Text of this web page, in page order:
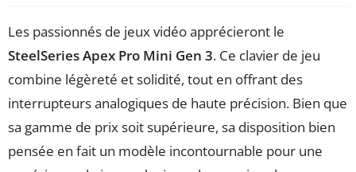
Les passionnés de jeux vidéo apprécieront le
SteelSeries Apex Pro Mini Gen 3. Ce clavier de jeu
combine légèreté et solidité, tout en offrant des
interrupteurs analogiques de haute précision. Bien que
sa gamme de prix soit supérieure, sa disposition bien
pensée en fait un modèle incontournable pour une